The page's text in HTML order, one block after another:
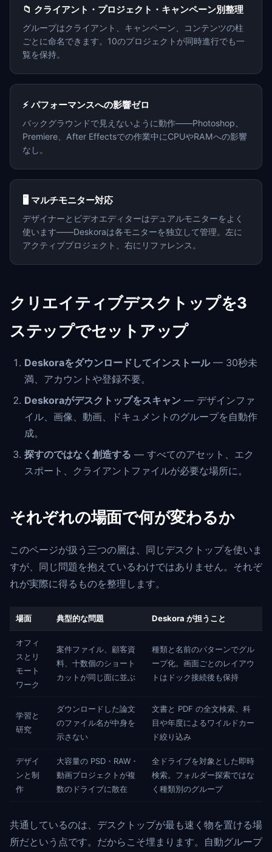
📁 クライアント・プロジェクト・キャンペーン別整理
グループはクライアント、キャンペーン、コンテンツの柱
ごとに命名できます。10のプロジェクトが同時進行でも一
覧を保持。
⚡ パフォーマンスへの影響ゼロ
バックグラウンドで見えないように動作——Photoshop、
Premiere、After Effectsでの作業中にCPUやRAMへの影響
なし。
🖥️ マルチモニター対応
デザイナーとビデオエディターはデュアルモニターをよく
使います——Deskoraは各モニターを独立して管理。左に
アクティブプロジェクト、右にリファレンス。
クリエイティブデスクトップを3
ステップでセットアップ
Deskoraをダウンロードしてインストール— 30秒未
満、アカウントや登録不要。
Deskoraがデスクトップをスキャン — デザインファ
イル、画像、動画、ドキュメントのグループを自動作
成。
探すのではなく創造する — すべてのアセット、エク
スポート、クライアントファイルが必要な場所に。
それぞれの場面で何が変わるか
このページが扱う三つの層は、同じデスクトップを使いま
すが、同じ問題を抱えているわけではありません。それぞ
れが実際に得るものを整理します。
場面 典型的な問題 Deskora が担うこと
オフィ
スとリ
モート
ワーク
案件ファイル、顧客資
料、十数個のショート
カットが同じ面に並ぶ
種類と名前のパターンでグル
ープ化。画面ごとのレイアウ
トはドック接続後も保持
学習と
研究
ダウンロードした論文
のファイル名が中身を
示さない
文書と PDF の全文検索、科
目や年度によるワイルドカー
ド絞り込み
デザイ
ンと制
作
大容量の PSD・RAW・
動画プロジェクトが複
数のドライブに散在
全ドライブを対象とした即時
検索。フォルダー探索ではな
く種類別のグループ
共通しているのは、デスクトップが最も速く物を置ける場
所だという点です。だからこそ埋まります。自動グループ